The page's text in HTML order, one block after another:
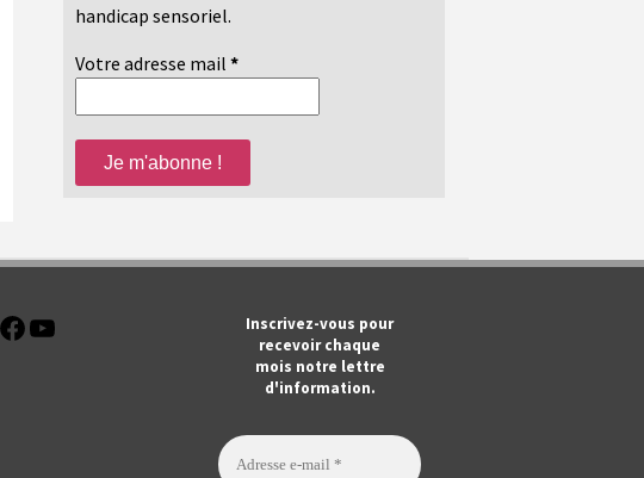
handicap sensoriel.
Votre adresse mail *
Instagram
Facebook
Inscrivez-vous pour
recevoir chaque
mois notre lettre
d'information.